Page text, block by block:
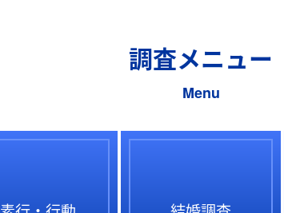
調査メニュー
Menu